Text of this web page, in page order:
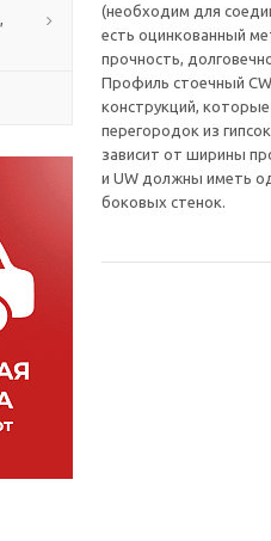
(необходим для
есть оцинкованный
прочность,
Профиль стоечный
конструкций,
перегородок из
зависит от ширины
и UW должны иметь
боковых стенок.